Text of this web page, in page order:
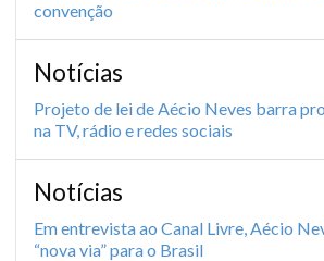
convenção
Notícias
Projeto de lei de Aécio Neves barra
na TV, rádio e redes sociais
Notícias
Em entrevista ao Canal Livre, Aécio
“nova via” para o Brasil